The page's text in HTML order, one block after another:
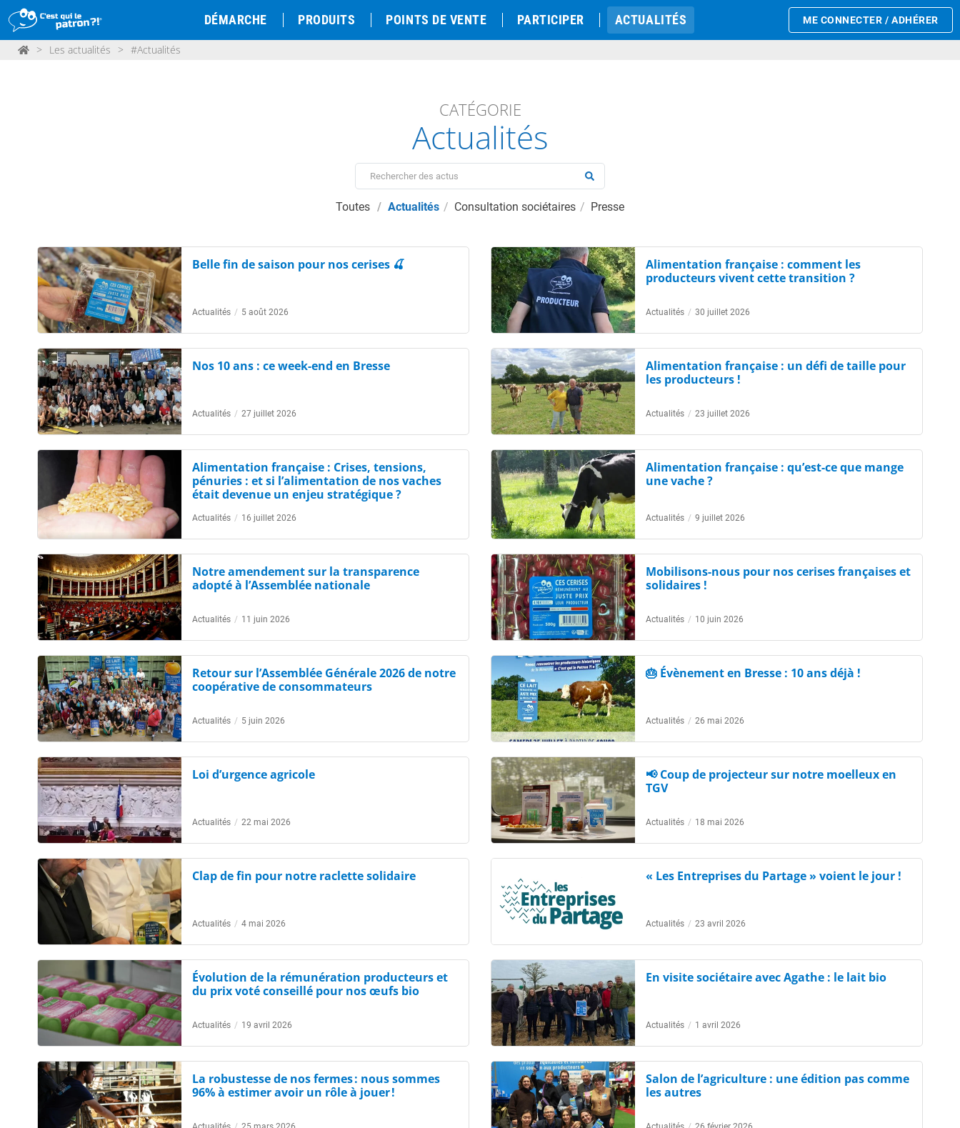
DÉMARCHE PRODUITS POINTS DE VENTE PARTICIPER ACTUALITÉS ME CONNECTER / ADHÉRER
> Les actualités > #Actualités
CATÉGORIE
Actualités
Toutes Actualités Consultation sociétaires Presse
Belle fin de saison pour nos cerises 🍒
Actualités / 5 août 2026
Alimentation française : comment les
producteurs vivent cette transition ?
Actualités / 30 juillet 2026
Nos 10 ans : ce week-end en Bresse
Actualités / 27 juillet 2026
Alimentation française : un défi de taille pour
les producteurs !
Actualités / 23 juillet 2026
Alimentation française : Crises, tensions,
pénuries : et si l’alimentation de nos vaches
était devenue un enjeu stratégique ?
Actualités / 16 juillet 2026
Alimentation française : qu’est-ce que mange
une vache ?
Actualités / 9 juillet 2026
Notre amendement sur la transparence
adopté à l’Assemblée nationale
Actualités / 11 juin 2026
Mobilisons-nous pour nos cerises françaises et
solidaires !
Actualités / 10 juin 2026
Retour sur l’Assemblée Générale 2026 de notre
coopérative de consommateurs
Actualités / 5 juin 2026
🎂 Évènement en Bresse : 10 ans déjà !
Actualités / 26 mai 2026
Loi d’urgence agricole
Actualités / 22 mai 2026
📢 Coup de projecteur sur notre moelleux en
TGV
Actualités / 18 mai 2026
Clap de fin pour notre raclette solidaire
Actualités / 4 mai 2026
« Les Entreprises du Partage » voient le jour !
Actualités / 23 avril 2026
Évolution de la rémunération producteurs et
du prix voté conseillé pour nos œufs bio
Actualités / 19 avril 2026
En visite sociétaire avec Agathe : le lait bio
Actualités / 1 avril 2026
La robustesse de nos fermes : nous sommes
96% à estimer avoir un rôle à jouer !
Salon de l’agriculture : une édition pas comme
les autres